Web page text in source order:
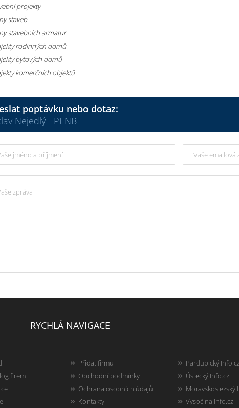
projekty
staveb
stavebních armatur
rodinných domů
bytových domů
komerčních objektů
poptávku nebo dotaz:
Nejedlý - PENB
RYCHLÁ NAVIGACE
firem
Přidat firmu
Obchodní podmínky
Ochrana osobních údajů
Kontakty
Pardubický
Ústecký Info.cz
Moravskoslezský
Vysočina Info.cz